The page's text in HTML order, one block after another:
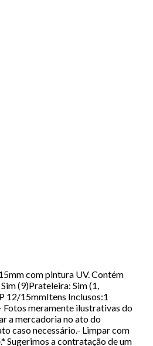
com pintura UV. Contém
(9)Prateleira: Sim (1,
12/15mmItens Inclusos:1
meramente ilustrativas do
a mercadoria no ato do
caso necessário.- Limpar com
Sugerimos a contratação de um